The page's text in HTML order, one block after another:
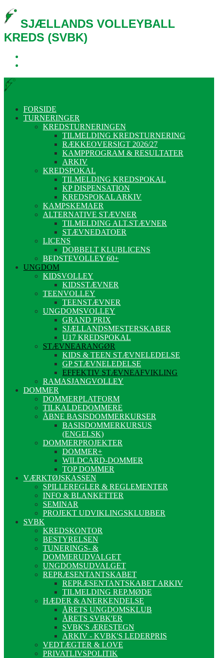
SJÆLLANDS VOLLEYBALL
KREDS (SVBK)
FORSIDE
TURNERINGER
KREDSTURNERINGEN
TILMELDING KREDSTURNERING
RÆKKEOVERSIGT 2026/27
KAMPPROGRAM & RESULTATER
ARKIV
KREDSPOKAL
TILMELDING KREDSPOKAL
KP DISPENSATION
KREDSPOKAL ARKIV
KAMPSKEMAER
ALTERNATIVE STÆVNER
TILMELDING ALT.STÆVNER
STÆVNEDATOER
LICENS
DOBBELT KLUBLICENS
BEDSTEVOLLEY 60+
UNGDOM
KIDSVOLLEY
KIDSSTÆVNER
TEENVOLLEY
TEENSTÆVNER
UNGDOMSVOLLEY
GRAND PRIX
SJÆLLANDSMESTERSKABER
U17 KREDSPOKAL
STÆVNEARANGØR
KIDS & TEEN STÆVNELEDELSE
GP STÆVNELEDELSE
EFFEKTIV STÆVNEAFVIKLING
RAMASJANGVOLLEY
DOMMER
DOMMERPLATFORM
TILKALDEDOMMERE
ÅBNE BASISDOMMERKURSER
BASISDOMMERKURSUS
(ENGELSK)
DOMMERPROJEKTER
DOMMER+
WILDCARD-DOMMER
TOP DOMMER
VÆRKTØJSKASSEN
SPILLEREGLER & REGLEMENTER
INFO & BLANKETTER
SEMINAR
PROJEKT UDVIKLINGSKLUBBER
SVBK
KREDSKONTOR
BESTYRELSEN
TUNERINGS- &
DOMMERUDVALGET
UNGDOMSUDVALGET
REPRÆSENTANTSKABET
REPRÆSENTANTSKABET ARKIV
TILMELDING REP.MØDE
HÆDER & ANERKENDELSE
ÅRETS UNGDOMSKLUB
ÅRETS SVBK'ER
SVBK'S ÆRESTEGN
ARKIV - KVBK'S LEDERPRIS
VEDTÆGTER & LOVE
PRIVATLIVSPOLITIK